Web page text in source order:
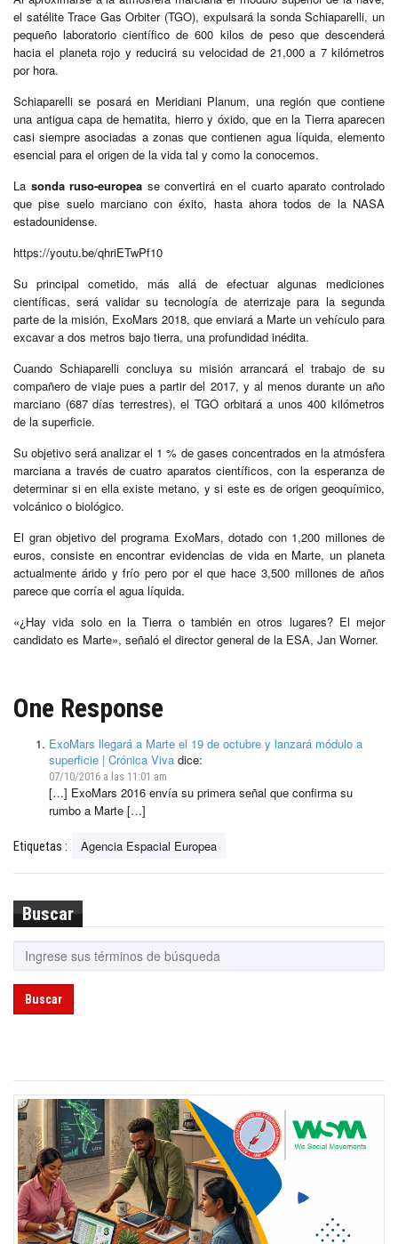
el satélite Trace Gas Orbiter (TGO), expulsará la sonda Schiaparelli, un
pequeño laboratorio científico de 600 kilos de peso que descenderá
hacia el planeta rojo y reducirá su velocidad de 21,000 a 7 kilómetros
por hora.
Schiaparelli se posará en Meridiani Planum, una región que contiene
una antigua capa de hematita, hierro y óxido, que en la Tierra aparecen
casi siempre asociadas a zonas que contienen agua líquida, elemento
esencial para el origen de la vida tal y como la conocemos.
La sonda ruso-europea se convertirá en el cuarto aparato controlado
que pise suelo marciano con éxito, hasta ahora todos de la NASA
estadounidense.
https://youtu.be/qhriETwPf10
Su principal cometido, más allá de efectuar algunas mediciones
científicas, será validar su tecnología de aterrizaje para la segunda
parte de la misión, ExoMars 2018, que enviará a Marte un vehículo para
excavar a dos metros bajo tierra, una profundidad inédita.
Cuando Schiaparelli concluya su misión arrancará el trabajo de su
compañero de viaje pues a partir del 2017, y al menos durante un año
marciano (687 días terrestres), el TGO orbitará a unos 400 kilómetros
de la superficie.
Su objetivo será analizar el 1 % de gases concentrados en la atmósfera
marciana a través de cuatro aparatos científicos, con la esperanza de
determinar si en ella existe metano, y si este es de origen geoquímico,
volcánico o biológico.
El gran objetivo del programa ExoMars, dotado con 1,200 millones de
euros, consiste en encontrar evidencias de vida en Marte, un planeta
actualmente árido y frío pero por el que hace 3,500 millones de años
parece que corría el agua líquida.
«¿Hay vida solo en la Tierra o también en otros lugares? El mejor
candidato es Marte», señaló el director general de la ESA, Jan Worner.
One Response
ExoMars llegará a Marte el 19 de octubre y lanzará módulo a
superficie | Crónica Viva dice:
07/10/2016 a las 11:01 am
[…] ExoMars 2016 envía su primera señal que confirma su
rumbo a Marte […]
Etiquetas : Agencia Espacial Europea
Buscar
Buscar